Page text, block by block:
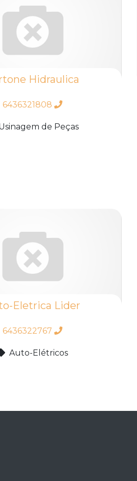
Hidraulica
6436321808
de Peças
Eletrica Lider
6436322767
Auto-Elétricos